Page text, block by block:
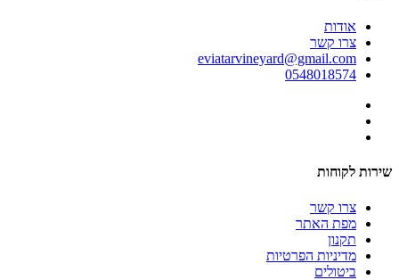
אודות
צרו קשר
eviatarvineyard@gmail.com
0548018574
שירות לקוחות
צרו קשר
מפת האתר
תקנון
מדיניות הפרטיות
ביטולים